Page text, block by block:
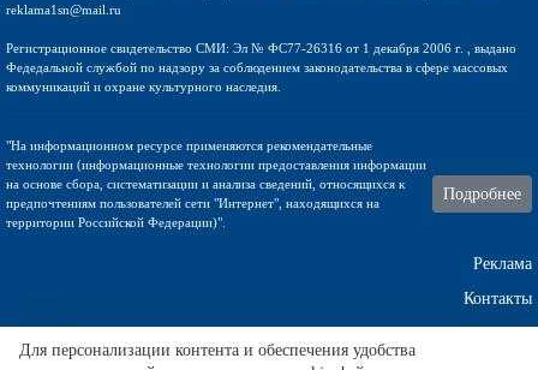
reklama1sn@mail.ru
Регистрационное свидетельство СМИ: Эл № ФС77-26316 от 1 декабря 2006 г. , выдано
Федедальной службой по надзору за соблюдением законодательства в сфере массовых
коммуникаций и охране культурного наследия.
"На информационном ресурсе применяются рекомендательные
технологии (информационные технологии предоставления информации
на основе сбора, систематизации и анализа сведений, относящихся к
предпочтениям пользователей сети "Интернет", находящихся на
территории Российской Федерации)".
Подробнее
Реклама
Контакты
Техническа поддержка
Для персонализации контента и обеспечения удобства